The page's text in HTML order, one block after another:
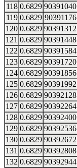
118 0.6829 90391040
119 0.6829 90391176
120 0.6829 90391312
121 0.6829 90391448
122 0.6829 90391584
123 0.6829 90391720
124 0.6829 90391856
125 0.6829 90391992
126 0.6829 90392128
127 0.6829 90392264
128 0.6829 90392400
129 0.6829 90392536
130 0.6829 90392672
131 0.6829 90392808
132 0.6829 90392944